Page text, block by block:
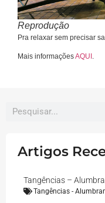
Reprodução
Pra relaxar sem precisar
Mais informaçõesAQUI .
Artigos
Tangências –
Tangências -